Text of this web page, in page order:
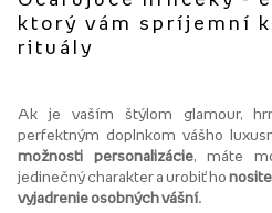
ktorý vám spríjemní
rituály
Ak je vaším štýlom glamour,
perfektným doplnkom vášho
možnosti personalizácie, máte
jedinečný charakter a urobiť ho
vyjadrenie osobných vášní.